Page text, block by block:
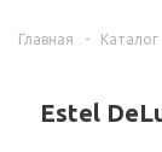
Главная - Каталог
Estel